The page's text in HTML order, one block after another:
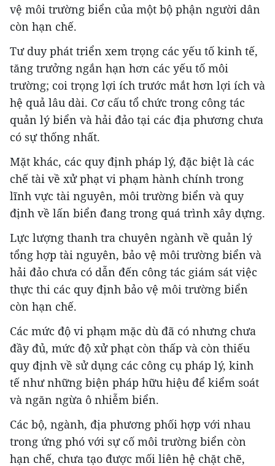
vệ môi trường biển của một bộ phận người dân
còn hạn chế.
Tư duy phát triển xem trọng các yếu tố kinh tế,
tăng trưởng ngắn hạn hơn các yếu tố môi
trường; coi trọng lợi ích trước mắt hơn lợi ích và
hệ quả lâu dài. Cơ cấu tổ chức trong công tác
quản lý biển và hải đảo tại các địa phương chưa
có sự thống nhất.
Mặt khác, các quy định pháp lý, đặc biệt là các
chế tài về xử phạt vi phạm hành chính trong
lĩnh vực tài nguyên, môi trường biển và quy
định về lấn biển đang trong quá trình xây dựng.
Lực lượng thanh tra chuyên ngành về quản lý
tổng hợp tài nguyên, bảo vệ môi trường biển và
hải đảo chưa có dẫn đến công tác giám sát việc
thực thi các quy định bảo vệ môi trường biển
còn hạn chế.
Các mức độ vi phạm mặc dù đã có nhưng chưa
đầy đủ, mức độ xử phạt còn thấp và còn thiếu
quy định về sử dụng các công cụ pháp lý, kinh
tế như những biện pháp hữu hiệu để kiểm soát
và ngăn ngừa ô nhiễm biển.
Các bộ, ngành, địa phương phối hợp với nhau
trong ứng phó với sự cố môi trường biển còn
hạn chế, chưa tạo được mối liên hệ chặt chẽ,